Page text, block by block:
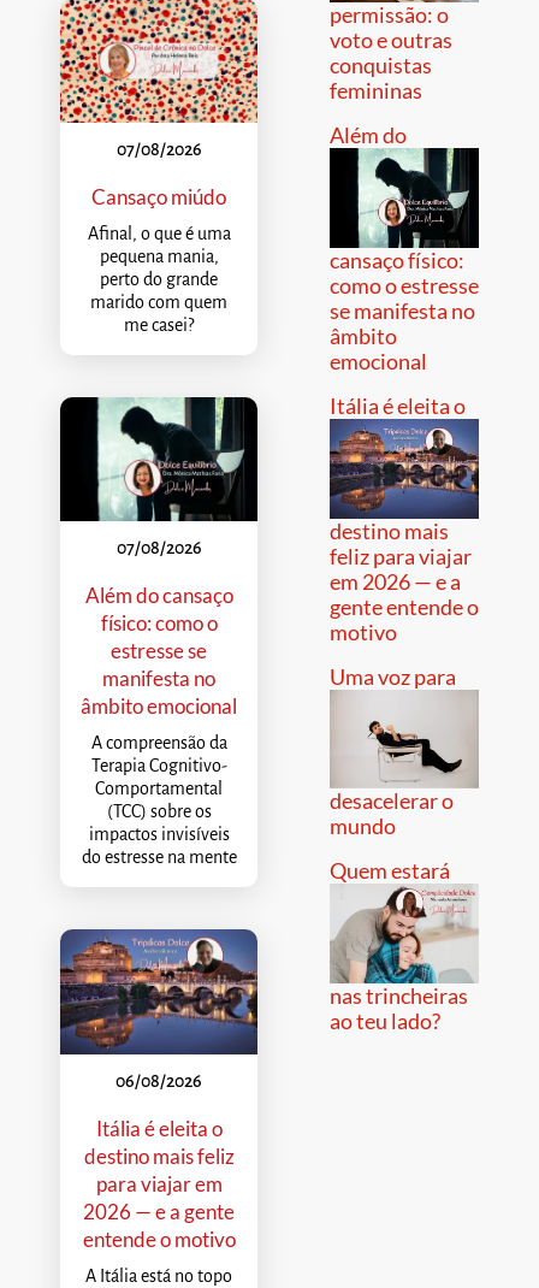
07/08/2026
Cansaço miúdo
Afinal, o que é uma
pequena mania,
perto do grande
marido com quem
me casei?
07/08/2026
Além do cansaço
físico: como o
estresse se
manifesta no
âmbito emocional
A compreensão da
Terapia Cognitivo-
Comportamental
(TCC) sobre os
impactos invisíveis
do estresse na mente
06/08/2026
Itália é eleita o
destino mais feliz
para viajar em
2026 — e a gente
entende o motivo
A Itália está no topo
permissão: o
voto e outras
conquistas
femininas
Além do
cansaço físico:
como o estresse
se manifesta no
âmbito
emocional
Itália é eleita o
destino mais
feliz para viajar
em 2026 — e a
gente entende o
motivo
Uma voz para
desacelerar o
mundo
Quem estará
nas trincheiras
ao teu lado?